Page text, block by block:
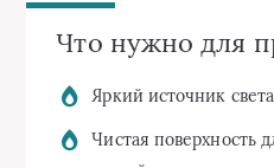
Что нужно для
Яркий источник
Чистая поверхность